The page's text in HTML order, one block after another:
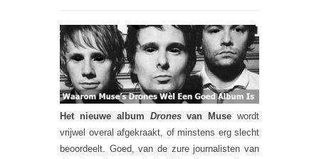
Het nieuwe album Dronesvan Muse wordt
vrijwel overal afgekraakt, of minstens erg slecht
beoordeelt. Goed, van de zure journalisten van